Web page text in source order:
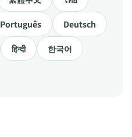
Português Deutsch
हिन्दी 한국어